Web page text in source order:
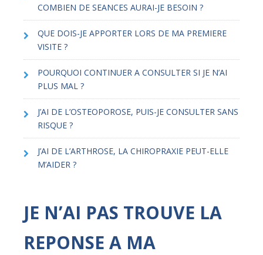
COMBIEN DE SEANCES AURAI-JE BESOIN ?
QUE DOIS-JE APPORTER LORS DE MA PREMIERE
VISITE ?
POURQUOI CONTINUER A CONSULTER SI JE N’AI
PLUS MAL ?
J’AI DE L’OSTEOPOROSE, PUIS-JE CONSULTER SANS
RISQUE ?
J’AI DE L’ARTHROSE, LA CHIROPRAXIE PEUT-ELLE
M’AIDER ?
JE N’AI PAS TROUVE LA
REPONSE A MA